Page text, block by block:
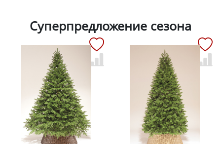
Суперпредложение сезона